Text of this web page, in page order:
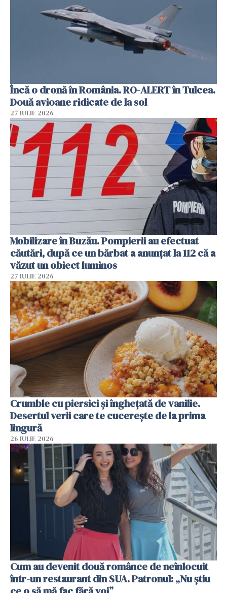
Încă o dronă în România. RO-ALERT în Tulcea.
Două avioane ridicate de la sol
27 IULIE 2026
Mobilizare în Buzău. Pompierii au efectuat
căutări, după ce un bărbat a anunțat la 112 că a
văzut un obiect luminos
27 IULIE 2026
Crumble cu piersici și înghețată de vanilie.
Desertul verii care te cucerește de la prima
lingură
26 IULIE 2026
Cum au devenit două românce de neînlocuit
într-un restaurant din SUA. Patronul: „Nu știu